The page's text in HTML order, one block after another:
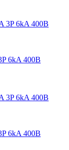
6kA 400В
6kA 400В